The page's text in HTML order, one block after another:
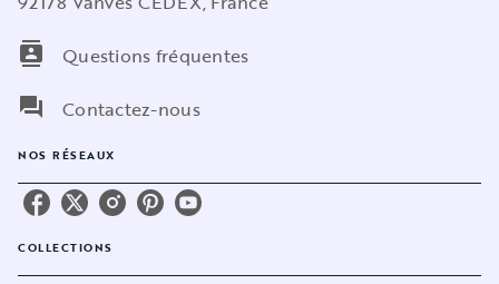
contacts
Questions fréquentes
question_answer
Contactez-nous
NOS RÉSEAUX
COLLECTIONS